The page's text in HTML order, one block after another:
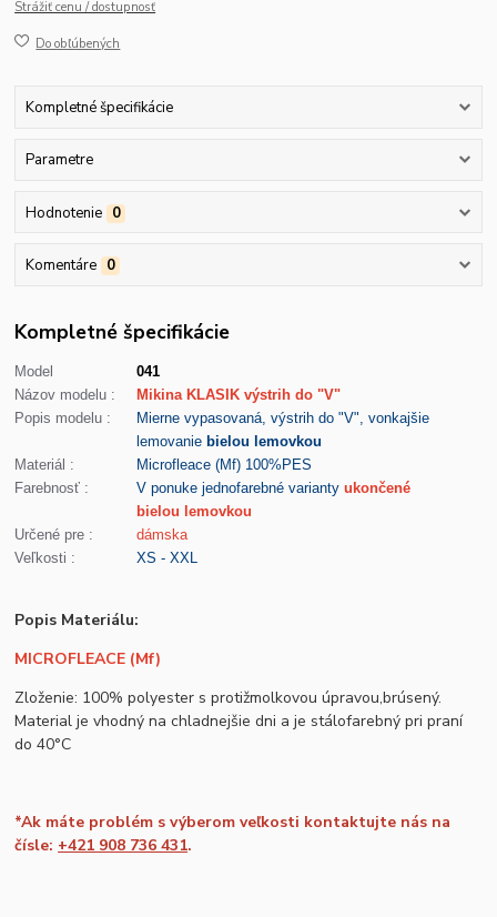
Strážiť cenu / dostupnosť
Do obľúbených
Kompletné špecifikácie
Parametre
Hodnotenie 0
Komentáre 0
Kompletné špecifikácie
Model
041
Názov modelu :
Mikina KLASIK výstrih do "V"
Popis modelu :
Mierne vypasovaná, výstrih do "V", vonkajšie
lemovanie bielou lemovkou
Materiál :
Microfleace (Mf) 100%PES
Farebnosť :
V ponuke jednofarebné variantyukončené
bielou lemovkou
Určené pre :
dámska
Veľkosti :
XS - XXL
Popis Materiálu:
MICROFLEACE (Mf)
Zloženie: 100% polyester s protižmolkovou úpravou,brúsený.
Material je vhodný na chladnejšie dni a je stálofarebný pri praní
do 40°C
*Ak máte problém s výberom veľkosti kontaktujte nás na
čísle: +421 908 736 431.